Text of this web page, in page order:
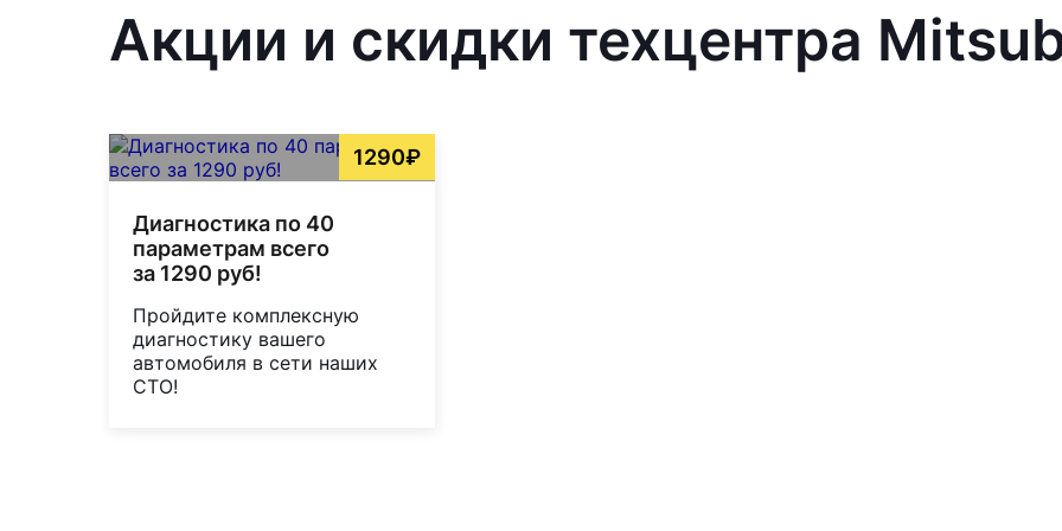
Акции и скидки техцентра
1290₽
Диагностика по 40
параметрам всего
за 1290 руб!
Пройдите комплексную
диагностику вашего
автомобиля в сети наших
СТО!